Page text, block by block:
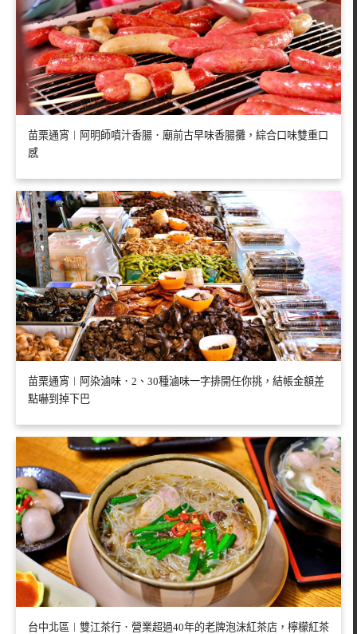
苗栗通宵︱阿明師噴汁香腸．廟前古早味香腸攤，綜合口味雙重口
感
苗栗通宵︱阿染滷味．2、30種滷味一字排開任你挑，結帳金額差
點嚇到掉下巴
台中北區︱雙江茶行．營業超過40年的老牌泡沫紅茶店，檸檬紅茶